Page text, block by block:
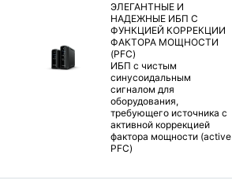
ЭЛЕГАНТНЫЕ И
НАДЕЖНЫЕ ИБП С
ФУНКЦИЕЙ КОРРЕКЦИИ
ФАКТОРА МОЩНОСТИ
(PFC)
ИБП с чистым
синусоидальным
сигналом для
оборудования,
требующего источника с
активной коррекцией
фактора мощности (active
PFC)